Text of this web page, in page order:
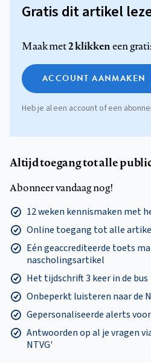
Gratis dit artikel
Maak met2 klikkeneen
ACCOUNT AANMAKEN
Heb je al een account of een
Altijd toegang tot alle
Abonneer vandaag nog!
12 weken kennismaken met
Online toegang tot alle
Eén geaccrediteerde toets
nascholingsartikel
Het tijdschrift 3 keer in de bus
Onbeperkt luisteren naar de
Gepersonaliseerde alerts
Antwoorden op al je vragen
NTVG'